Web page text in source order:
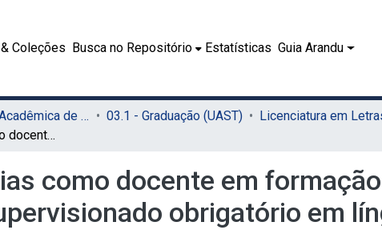
Coleções Busca no Repositório Estatísticas Guia Arandu
03. Unidade Acadêmica de Serra Talhada (UAST) 03.1 - Graduação (UAST)
Experiências como docente em formação: um olhar sobre a disciplina de estágio supervisionado obrigatório em língua inglesa no curso de letras
como docente em
obrigatório em